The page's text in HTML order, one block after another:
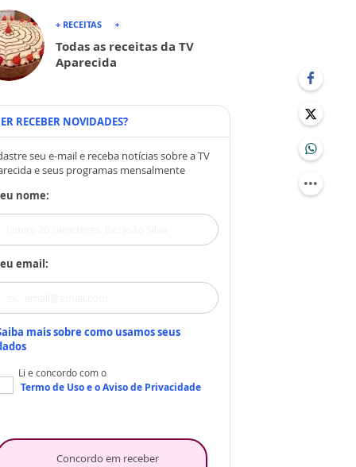
+ RECEITAS
Todas as receitas da TV
Aparecida
RECEBER NOVIDADES?
seu e-mail e receba notícias sobre a TV
e seus programas mensalmente
nome:
email:
mais sobre como usamos seus
Li e concordo com o
Termo de Usoe oAviso de Privacidade
Concordo em receber